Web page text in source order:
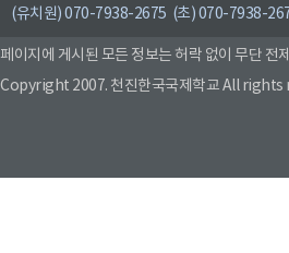
(유치원) 070-7938-2675 (초) 070-7938-
페이지에 게시된 모든 정보는 허락 없이 무단 전
Copyright 2007. 천진한국국제학교 All rights